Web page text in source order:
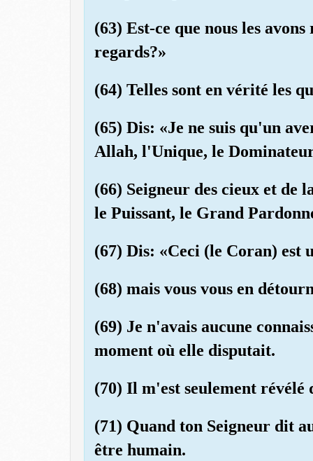
(63) Est-ce que nous les
regards?»
(64) Telles sont en vérité les
(65) Dis: «Je ne suis qu'un
Allah, l'Unique, le
(66) Seigneur des cieux et de
le Puissant, le Grand
(67) Dis: «Ceci (le Coran) est
(68) mais vous vous en
(69) Je n'avais aucune
moment où elle disputait.
(70) Il m'est seulement
(71) Quand ton Seigneur dit
être humain.